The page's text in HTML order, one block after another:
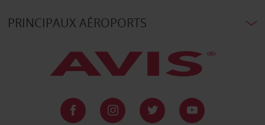
PRINCIPAUX AÉROPORTS